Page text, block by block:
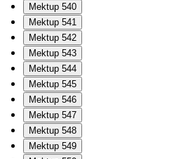
Mektup 540
Mektup 541
Mektup 542
Mektup 543
Mektup 544
Mektup 545
Mektup 546
Mektup 547
Mektup 548
Mektup 549